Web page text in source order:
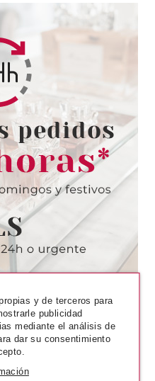
L'INTEGRAL
15ML
desde
y de terceros para
publicidad
mediante el análisis de
dar su consentimiento